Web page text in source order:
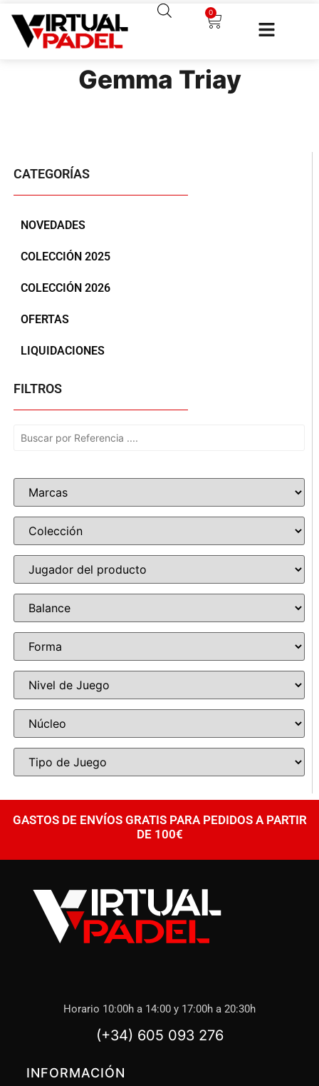
0
Gemma Triay
CATEGORÍAS
NOVEDADES
COLECCIÓN 2025
COLECCIÓN 2026
OFERTAS
LIQUIDACIONES
FILTROS
GASTOS DE ENVÍOS GRATIS PARA PEDIDOS A PARTIR
DE 100€
Horario 10:00h a 14:00 y 17:00h a 20:30h
(+34) 605 093 276
INFORMACIÓN